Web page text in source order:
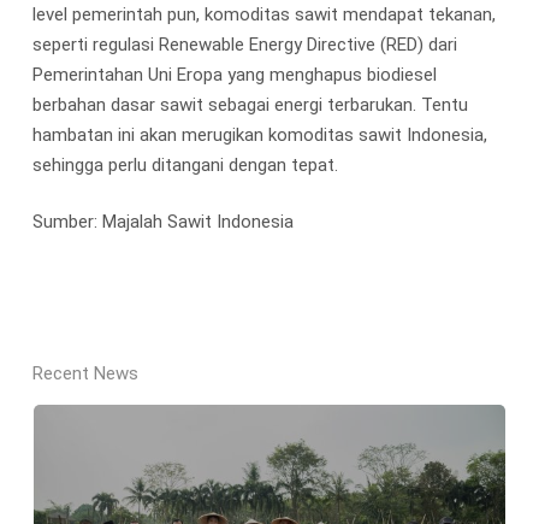
level pemerintah pun, komoditas sawit mendapat tekanan,
seperti regulasi Renewable Energy Directive (RED) dari
Pemerintahan Uni Eropa yang menghapus biodiesel
berbahan dasar sawit sebagai energi terbarukan. Tentu
hambatan ini akan merugikan komoditas sawit Indonesia,
sehingga perlu ditangani dengan tepat.
Sumber: Majalah Sawit Indonesia
Recent News